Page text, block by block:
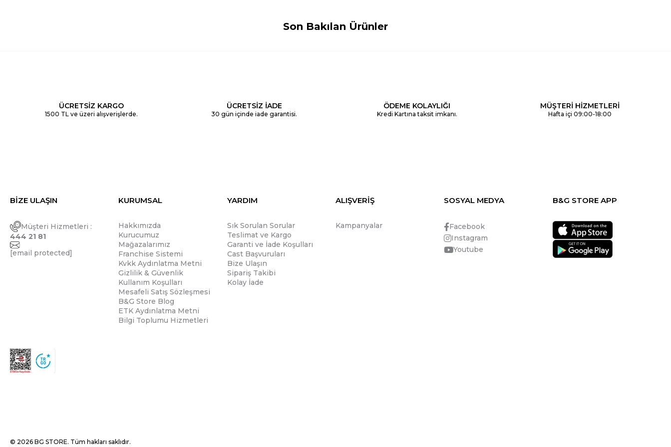
Son Bakılan Ürünler
ÜCRETSİZ KARGO
1500 TL ve üzeri alışverişlerde.
ÜCRETSİZ İADE
30 gün içinde iade garantisi.
ÖDEME KOLAYLIĞI
Kredi Kartına taksit imkanı.
MÜŞTERİ HİZMETLERİ
Hafta içi 09:00-18:00
BİZE ULAŞIN
Müşteri Hizmetleri :
444 21 81
[email protected]
KURUMSAL
Hakkımızda
Kurucumuz
Mağazalarımız
Franchise Sistemi
Kvkk Aydınlatma Metni
Gizlilik & Güvenlik
Kullanım Koşulları
Mesafeli Satış Sözleşmesi
B&G Store Blog
ETK Aydınlatma Metni
Bilgi Toplumu Hizmetleri
YARDIM
Sık Sorulan Sorular
Teslimat ve Kargo
Garanti ve İade Koşulları
Cast Başvuruları
Bize Ulaşın
Sipariş Takibi
Kolay İade
ALIŞVERİŞ
Kampanyalar
SOSYAL MEDYA
Facebook
Instagram
Youtube
B&G STORE APP
© 2026 BG STORE. Tüm hakları saklıdır.